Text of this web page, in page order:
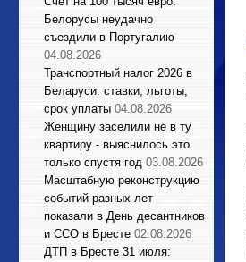
Белорусы неудачно
съездили в Португалию
04.08.2026
Транспортный налог 2026 в
Беларуси: ставки, льготы,
срок уплаты 04.08.2026
Женщину заселили не в ту
квартиру - выяснилось это
только спустя год 03.08.2026
Масштабную реконструкцию
событий разных лет
показали в День десантников
и ССО в Бресте 02.08.2026
ДТП в Бресте 31 июля: